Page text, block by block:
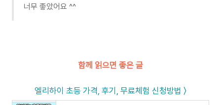
너무 좋았어요 ^^
함께 읽으면 좋은 글
엘리하이 초등 가격, 후기, 무료체험 신청방법 〉